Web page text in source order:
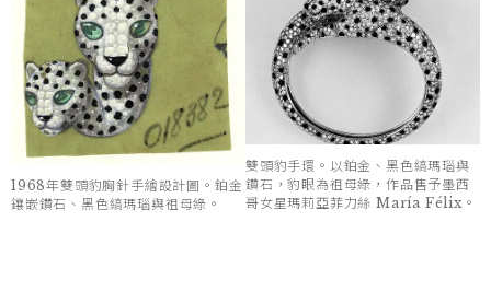
1968年雙頭豹胸針手繪設計圖。鉑金
鑲嵌鑽石、黑色縞瑪瑙與祖母綠。
雙頭豹手環。以鉑金、黑色縞瑪瑙與
鑽石，豹眼為祖母綠，作品售予墨西
哥女星瑪莉亞菲力絲 María Félix。